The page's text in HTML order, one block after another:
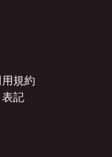
規約
記